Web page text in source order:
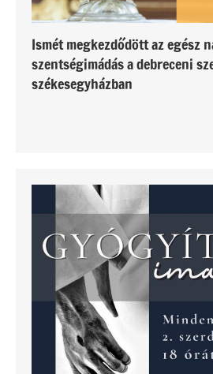
Ismét megkezdődött az egész
szentségimádás a debreceni
székesegyházban